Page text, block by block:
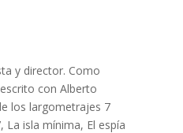
y director. Como
con Alberto
los largometrajes 7
La isla mínima, El espía